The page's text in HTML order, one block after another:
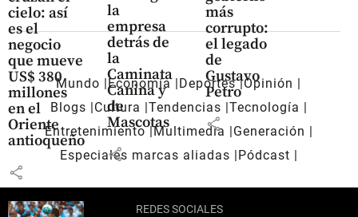
cielo: así
es el
negocio
que mueve
US$ 380
millones
en el
Oriente
antioqueño
share
la
empresa
detrás de
la
Caminata
Canina y
de
Mascotas
share
más
corrupto:
el legado
de
Gustavo
Petro
share
Mundo Economía Deportes Opinión
Blogs
Cultura Tendencias Tecnología
Entretenimiento Multimedia
Generación
Especiales marcas aliadas
Pódcast
REDES SOCIALES